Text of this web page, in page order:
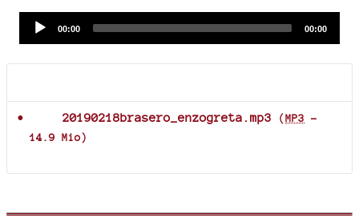
Current
00:00
Total
00:00
20190218brasero_enzogreta.mp3 (MP3 -
14.9 Mio)